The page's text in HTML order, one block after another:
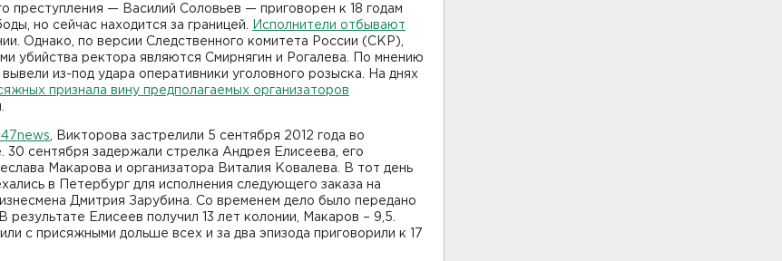
преступления — Василий Соловьев — приговорен к 18 годам
но сейчас находится за границей.
Исполнители отбывают
Однако, по версии Следственного комитета России (СКР),
убийства ректора являются Смирнягин и Рогалева. По мнению
вывели из-под удара оперативники уголовного розыска. На днях
признала вину предполагаемых организаторов
, Викторова застрелили 5 сентября 2012 года во
30 сентября задержали стрелка Андрея Елисеева, его
Макарова и организатора Виталия Ковалева. В тот день
в Петербург для исполнения следующего заказа на
Дмитрия Зарубина. Со временем дело было передано
результате Елисеев получил 13 лет колонии, Макаров – 9,5.
с присяжными дольше всех и за два эпизода приговорили к 17